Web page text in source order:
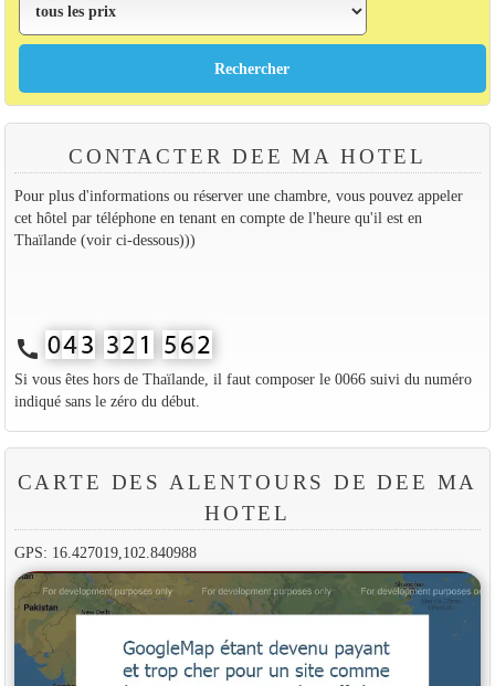
CONTACTER DEE MA HOTEL
Pour plus d'informations ou réserver une chambre, vous pouvez appeler
cet hôtel par téléphone en tenant en compte de l'heure qu'il est en
Thaïlande (voir ci-dessous)))
call
Si vous êtes hors de Thaïlande, il faut composer le 0066 suivi du numéro
indiqué sans le zéro du début.
CARTE DES ALENTOURS DE DEE MA
HOTEL
GPS: 16.427019,102.840988